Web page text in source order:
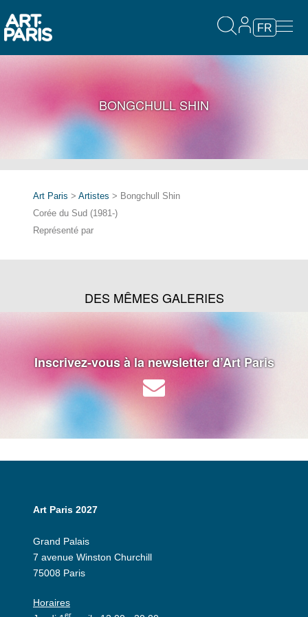
FR
BONGCHULL SHIN
Art Paris > Artistes > Bongchull Shin
Corée du Sud (1981-)
Représenté par
DES MÊMES GALERIES
Inscrivez-vous à la newsletter d’Art Paris
Art Paris 2027
Grand Palais
7 avenue Winston Churchill
75008 Paris
Horaires
er